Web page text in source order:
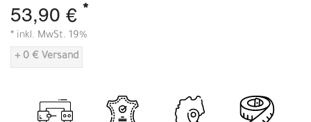
53,90 € *
* inkl. MwSt. 19%
+ 0 € Versand